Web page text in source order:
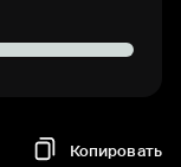
Копировать